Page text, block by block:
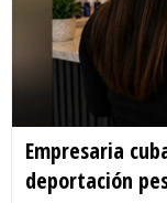
Empresaria
deportación